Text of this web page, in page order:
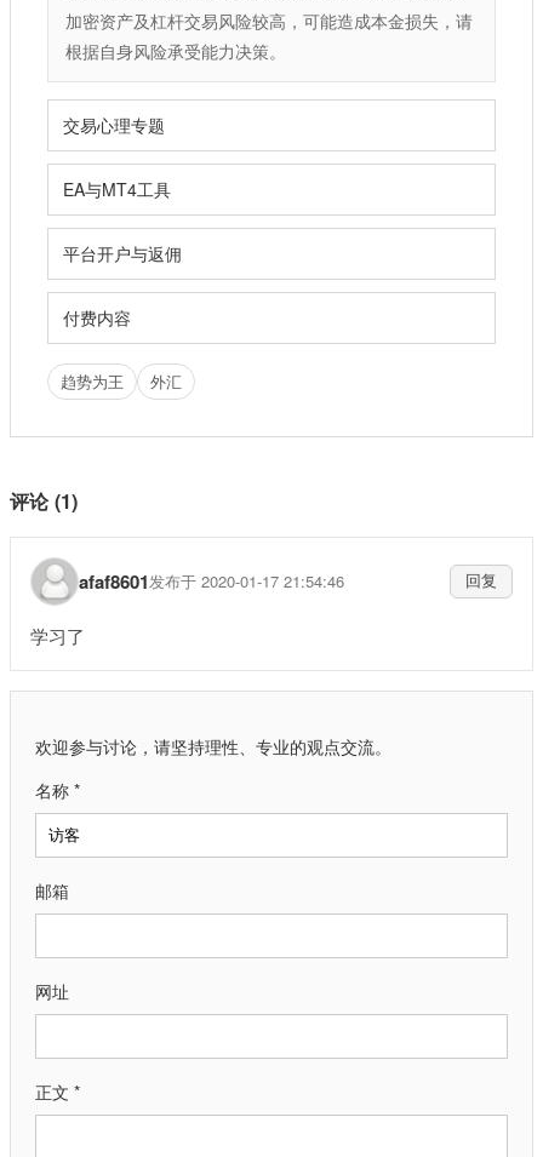
加密资产及杠杆交易风险较高，可能造成本金损失，请
根据自身风险承受能力决策。
交易心理专题
EA与MT4工具
平台开户与返佣
付费内容
趋势为王 外汇
评论 (1)
afaf8601发布于 2020-01-17 21:54:46 回复
学习了
欢迎参与讨论，请坚持理性、专业的观点交流。
名称 *
邮箱
网址
正文 *